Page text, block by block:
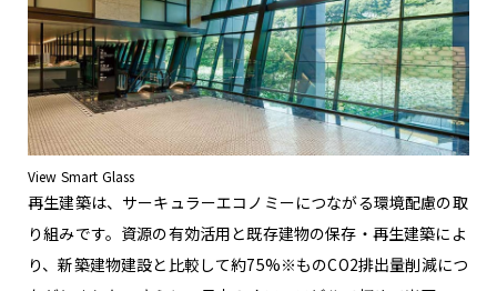
View Smart Glass
再生建築は、サーキュラーエコノミーにつながる環境配慮の取
り組みです。資源の有効活用と既存建物の保存・再生建築によ
り、新築建物建設と比較して約75%※ものCO2排出量削減につ